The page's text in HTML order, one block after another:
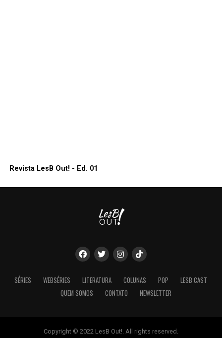
Revista LesB Out! - Ed. 01
SÉRIES WEBSÉRIES LITERATURA COLUNAS POP
LESB CAST
QUEM SOMOS
CONTATO NEWSLETTER
Copyright © 2022 LesB Out!. All rights reserved.